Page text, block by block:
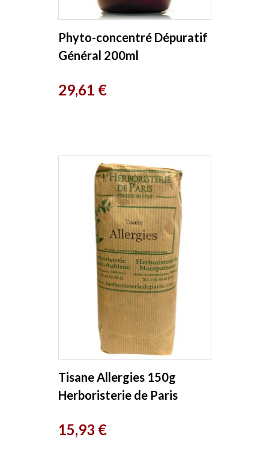
Phyto-concentré Dépuratif
Général 200ml
Prix
29,61 €
Tisane Allergies 150g
Herboristerie de Paris
Prix
15,93 €